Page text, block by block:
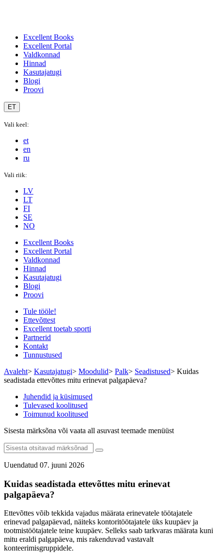
Excellent Books
Excellent Portal
Valdkonnad
Hinnad
Kasutajatugi
Blogi
Proovi
ET
Vali keel:
et
en
ru
Vali riik:
LV
LT
FI
SE
NO
Excellent Books
Excellent Portal
Valdkonnad
Hinnad
Kasutajatugi
Blogi
Proovi
Tule tööle!
Ettevõttest
Excellent toetab sporti
Partnerid
Kontakt
Tunnustused
Avaleht> Kasutajatugi> Moodulid> Palk> Seadistused> Kuidas
seadistada ettevõttes mitu erinevat palgapäeva?
Juhendid ja küsimused
Tulevased koolitused
Toimunud koolitused
Sisesta märksõna või vaata all asuvast teemade menüüst
Uuendatud 07. juuni 2026
Kuidas seadistada ettevõttes mitu erinevat
palgapäeva?
Ettevõttes võib tekkida vajadus määrata erinevatele töötajatele
erinevad palgapäevad, näiteks kontoritöötajatele üks kuupäev ja
tootmistöötajatele teine kuupäev. Selleks saab tarkvaras määrata kuni
mitu eraldi palgapäeva, mis rakenduvad vastavalt
konteerimisgruppidele.